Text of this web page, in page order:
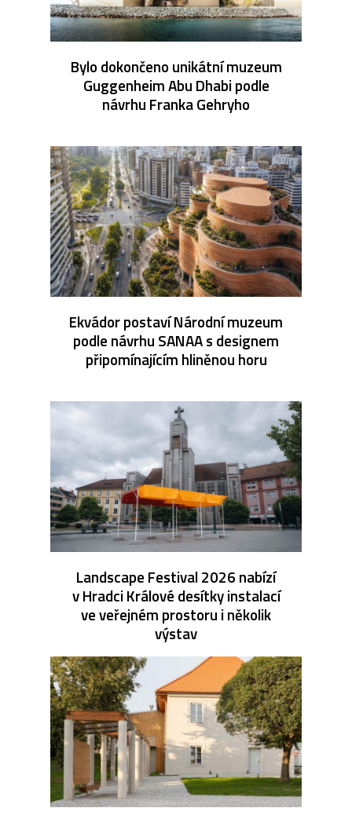
Bylo dokončeno unikátní muzeum
Guggenheim Abu Dhabi podle
návrhu Franka Gehryho
Ekvádor postaví Národní muzeum
podle návrhu SANAA s designem
připomínajícím hliněnou horu
Landscape Festival 2026 nabízí
v Hradci Králové desítky instalací
ve veřejném prostoru i několik
výstav